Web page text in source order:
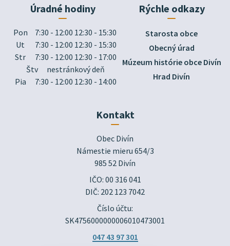
Úradné hodiny
Pon
7:30 - 12:00 12:30 - 15:30
Ut
7:30 - 12:00 12:30 - 15:30
Str
7:30 - 12:00 12:30 - 17:00
Štv
nestránkový deň
Pia
7:30 - 12:00 12:30 - 14:00
Rýchle odkazy
Starosta obce
Obecný úrad
Múzeum histórie obce Divín
Hrad Divín
Kontakt
Obec Divín
Námestie mieru 654/3
985 52 Divín
IČO: 00 316 041
DIČ: 202 123 7042
Číslo účtu:
SK4756000000006010473001
047 43 97 301